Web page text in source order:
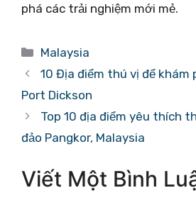
phá các trải nghiệm mới mẻ.
Danh
mục
Malaysia
10 Địa điểm thú vị để khám
Port Dickson
Top 10 địa điểm yêu thích
đảo Pangkor, Malaysia
Viết Một Bình